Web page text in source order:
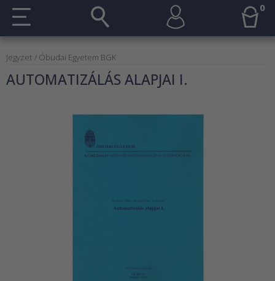
0
Jegyzet / Óbudai Egyetem BGK
AUTOMATIZÁLÁS ALAPJAI I.